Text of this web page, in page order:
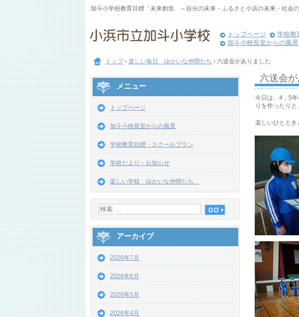
加斗小学校教育目標「未来創造 ～自分の未来・ふるさと小浜の未来・社会の
トップページ 学校教
加斗小校長室からの風景
トップ › 楽しい毎日 ゆかいな仲間たち › 六送会がありました
六送会
今日は、4，5
りを作ったりと
楽しいひととき
メニュー
トップページ
加斗小校長室からの風景
学校教育目標・スクールプラン
学校だより・お知らせ
楽しい学校 ゆかいな仲間たち
アーカイブ
2026年7月
2026年6月
2026年5月
2026年4月